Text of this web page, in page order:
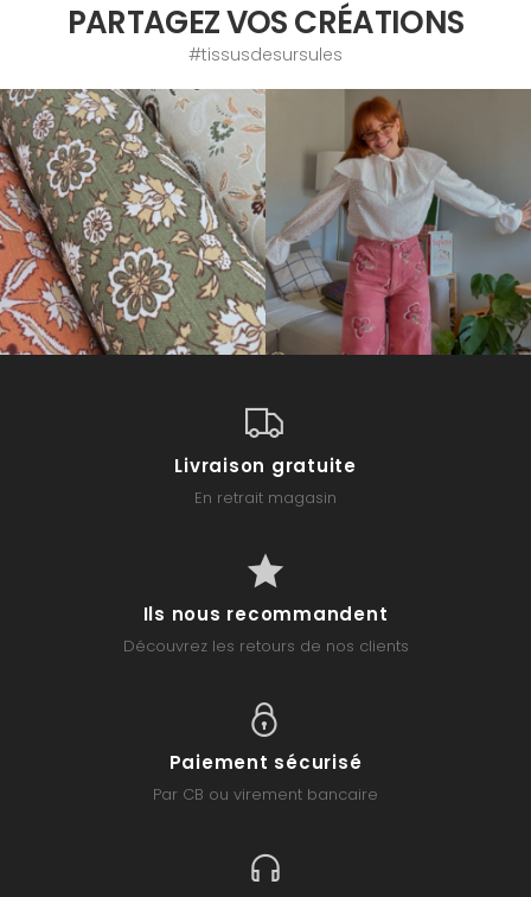
PARTAGEZ VOS CRÉATIONS
#tissusdesursules
Livraison gratuite
En retrait magasin
Ils nous recommandent
Découvrez les retours de nos clients
Paiement sécurisé
Par CB ou virement bancaire